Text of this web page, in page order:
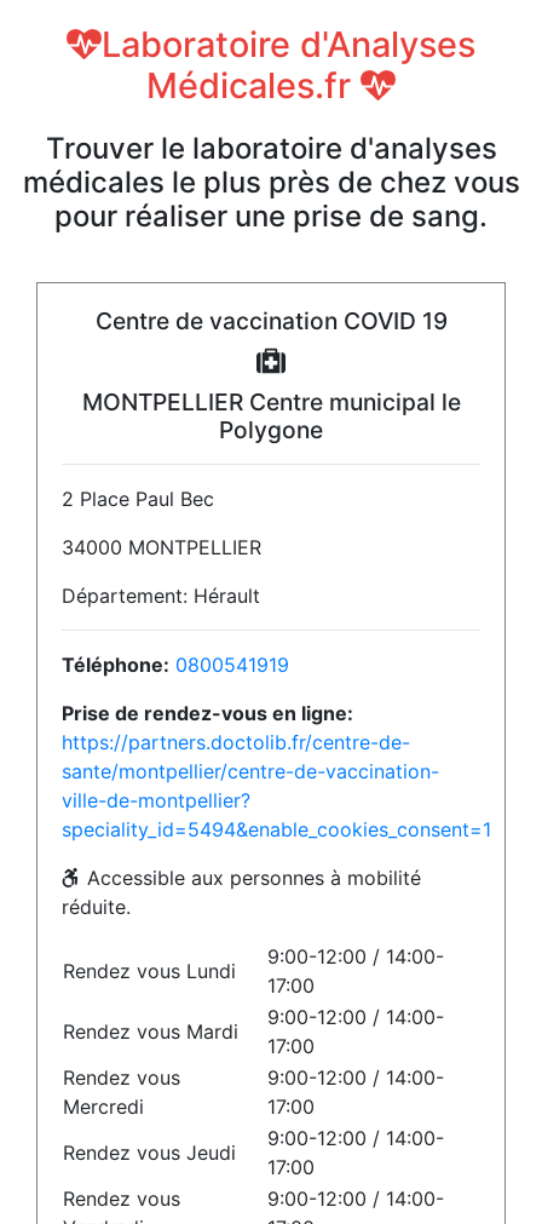
Laboratoire d'Analyses
Médicales.fr
Trouver le laboratoire d'analyses
médicales le plus près de chez vous
pour réaliser une prise de sang.
Centre de vaccination COVID 19
MONTPELLIER Centre municipal le
Polygone
2 Place Paul Bec
34000 MONTPELLIER
Département: Hérault
Téléphone: 0800541919
Prise de rendez-vous en ligne:
https://partners.doctolib.fr/centre-de-
sante/montpellier/centre-de-vaccination-
ville-de-montpellier?
speciality_id=5494&enable_cookies_consent=1
Accessible aux personnes à mobilité
réduite.
Rendez vous Lundi
9:00-12:00 / 14:00-
17:00
Rendez vous Mardi
9:00-12:00 / 14:00-
17:00
Rendez vous
Mercredi
9:00-12:00 / 14:00-
17:00
Rendez vous Jeudi
9:00-12:00 / 14:00-
17:00
Rendez vous
9:00-12:00 / 14:00-